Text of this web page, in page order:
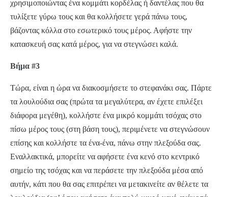
χρησιμοποιώντας ένα κομμάτι κορδέλας ή δαντέλας που θα
τυλίξετε γύρω τους και θα κολλήσετε γερά πάνω τους,
βάζοντας κόλλα στο εσωτερικό τους μέρος. Αφήστε την
κατασκευή σας κατά μέρος, για να στεγνώσει καλά.
Βήμα #3
Τώρα, είναι η ώρα να διακοσμήσετε το στεφανάκι σας. Πάρτε
τα λουλούδια σας (πρώτα τα μεγαλύτερα, αν έχετε επιλέξει
διάφορα μεγέθη), κολλήστε ένα μικρό κομμάτι τσόχας στο
πίσω μέρος τους (στη βάση τους), περιμένετε να στεγνώσουν
επίσης και κολλήστε τα ένα-ένα, πάνω στην πλεξούδα σας.
Εναλλακτικά, μπορείτε να αφήσετε ένα κενό στο κεντρικό
σημείο της τσόχας και να περάσετε την πλεξούδα μέσα από
αυτήν, κάτι που θα σας επιτρέπει να μετακινείτε αν θέλετε τα